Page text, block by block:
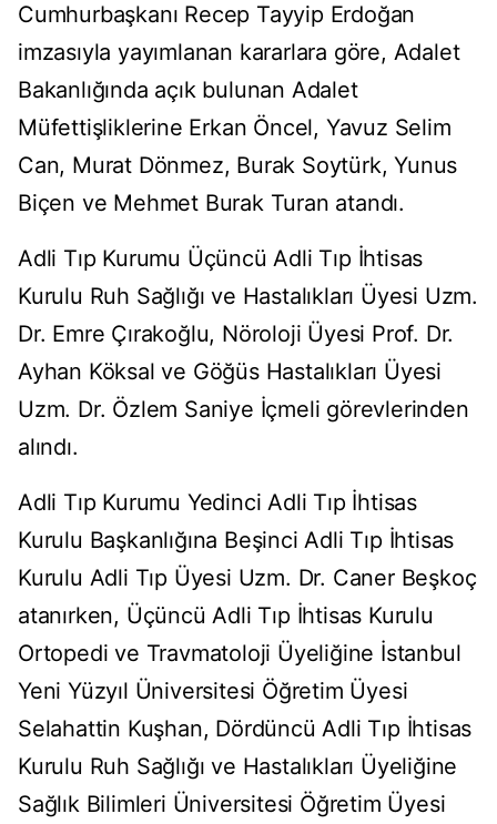
Cumhurbaşkanı Recep Tayyip Erdoğan
imzasıyla yayımlanan kararlara göre, Adalet
Bakanlığında açık bulunan Adalet
Müfettişliklerine Erkan Öncel, Yavuz Selim
Can, Murat Dönmez, Burak Soytürk, Yunus
Biçen ve Mehmet Burak Turan atandı.
Adli Tıp Kurumu Üçüncü Adli Tıp İhtisas
Kurulu Ruh Sağlığı ve Hastalıkları Üyesi Uzm.
Dr. Emre Çırakoğlu, Nöroloji Üyesi Prof. Dr.
Ayhan Köksal ve Göğüs Hastalıkları Üyesi
Uzm. Dr. Özlem Saniye İçmeli görevlerinden
alındı.
Adli Tıp Kurumu Yedinci Adli Tıp İhtisas
Kurulu Başkanlığına Beşinci Adli Tıp İhtisas
Kurulu Adli Tıp Üyesi Uzm. Dr. Caner Beşkoç
atanırken, Üçüncü Adli Tıp İhtisas Kurulu
Ortopedi ve Travmatoloji Üyeliğine İstanbul
Yeni Yüzyıl Üniversitesi Öğretim Üyesi
Selahattin Kuşhan, Dördüncü Adli Tıp İhtisas
Kurulu Ruh Sağlığı ve Hastalıkları Üyeliğine
Sağlık Bilimleri Üniversitesi Öğretim Üyesi